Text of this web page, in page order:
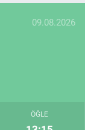
09.08.2026
ÖĞLE